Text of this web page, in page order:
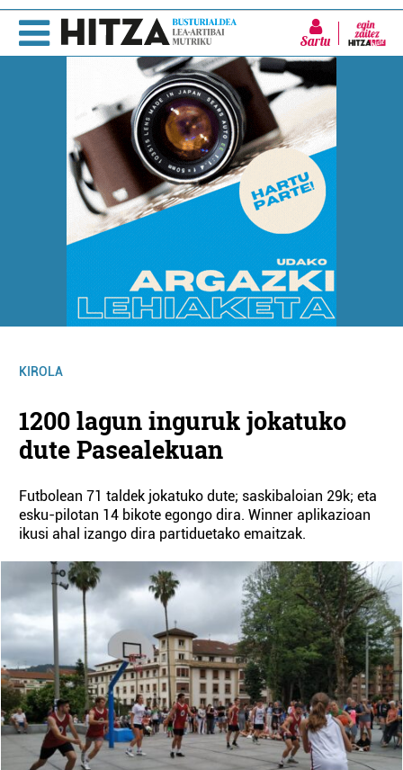
Sartu
KIROLA
1200 lagun inguruk jokatuko
dute Pasealekuan
Futbolean 71 taldek jokatuko dute; saskibaloian 29k; eta
esku-pilotan 14 bikote egongo dira. Winner aplikazioan
ikusi ahal izango dira partiduetako emaitzak.